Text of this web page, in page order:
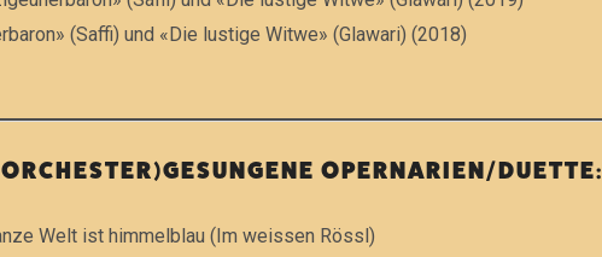
(Saffi) und «Die lustige Witwe» (Glawari) (2018)
OPERNARIEN/DUETTE:
Welt ist himmelblau (Im weissen Rössl)